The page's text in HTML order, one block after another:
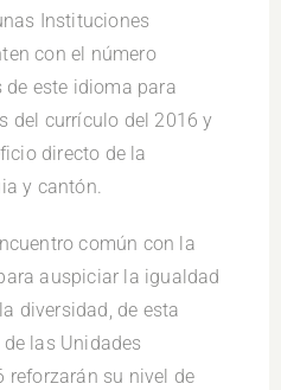
Instituciones
con el número
de este idioma para
del currículo del 2016 y
directo de la
y cantón.
común con la
auspiciar la igualdad
diversidad, de esta
las Unidades
reforzarán su nivel de